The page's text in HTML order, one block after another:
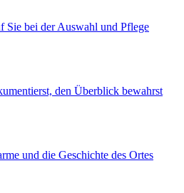
Sie bei der Auswahl und Pflege
den Überblick bewahrst
und die Geschichte des Ortes